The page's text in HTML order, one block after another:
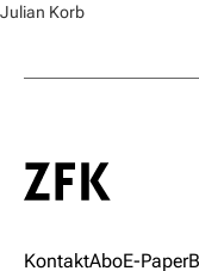
Julian Korb
KontaktAboE-Paper